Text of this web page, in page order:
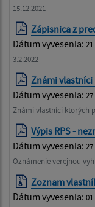
15.12.2021
Zápisnica z
Dátum vyvesenia:
3.2.2022
Známi vlastníci
Dátum vyvesenia:
Známi vlastníci ktorých
Výpis RPS -
Dátum vyvesenia:
Oznámenie verejnou
Zoznam
Dátum vyvesenia: